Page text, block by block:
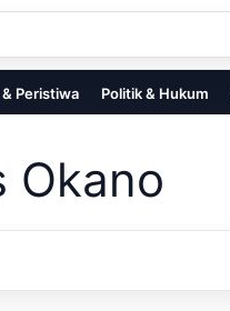
Peristiwa Politik & Hukum
Okano